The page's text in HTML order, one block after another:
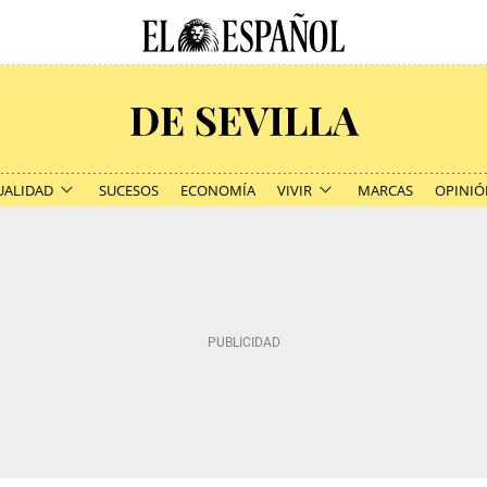
SUCESOS ECONOMÍA VIVIR MARCAS